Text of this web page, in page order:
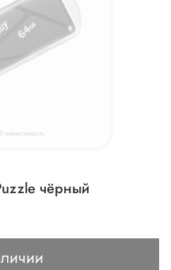
чёрный